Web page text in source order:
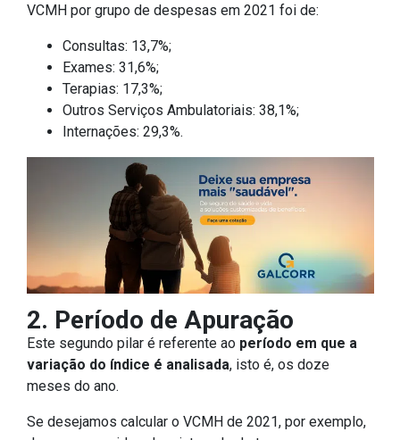
VCMH por grupo de despesas em 2021 foi de:
Consultas: 13,7%;
Exames: 31,6%;
Terapias: 17,3%;
Outros Serviços Ambulatoriais: 38,1%;
Internações: 29,3%.
2. Período de Apuração
Este segundo pilar é referente ao período em que a
variação do índice é analisada, isto é, os doze
meses do ano.
Se desejamos calcular o VCMH de 2021, por exemplo,